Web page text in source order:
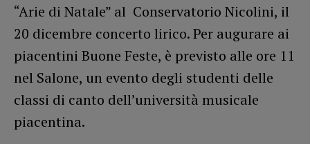
“Arie di Natale” al Conservatorio Nicolini, il
20 dicembre concerto lirico. Per augurare ai
piacentini Buone Feste, è previsto alle ore 11
nel Salone, un evento degli studenti delle
classi di canto dell’università musicale
piacentina.